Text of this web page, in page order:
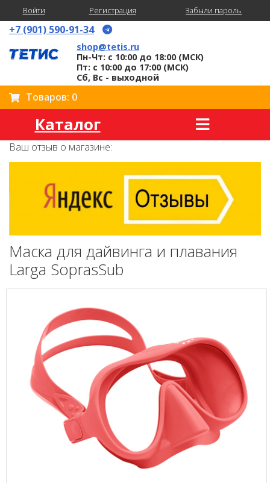
Войти Регистрация Забыли пароль
+7 (901) 590-91-34
shop@tetis.ru
Пн-Чт: с 10:00 до 18:00 (МСК)
Пт: с 10:00 до 17:00 (МСК)
Сб, Вс - выходной
Товаров: 0
Каталог
Ваш отзыв о магазине:
Маска для дайвинга и плавания
Larga SoprasSub